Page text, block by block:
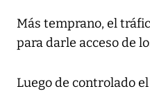
Más temprano, el
para darle acceso de
Luego de controlado